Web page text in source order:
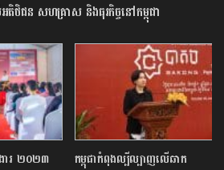
តិថិជន សហគ្រាស និងធុរកិច្ចនៅកម្ពុជា
ារ ២០២៣
កម្ពុជាកំពុងល្បីល្បាញលើឆាក